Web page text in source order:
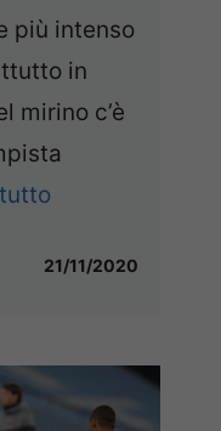
più intenso
in
mirino c’è
21/11/2020